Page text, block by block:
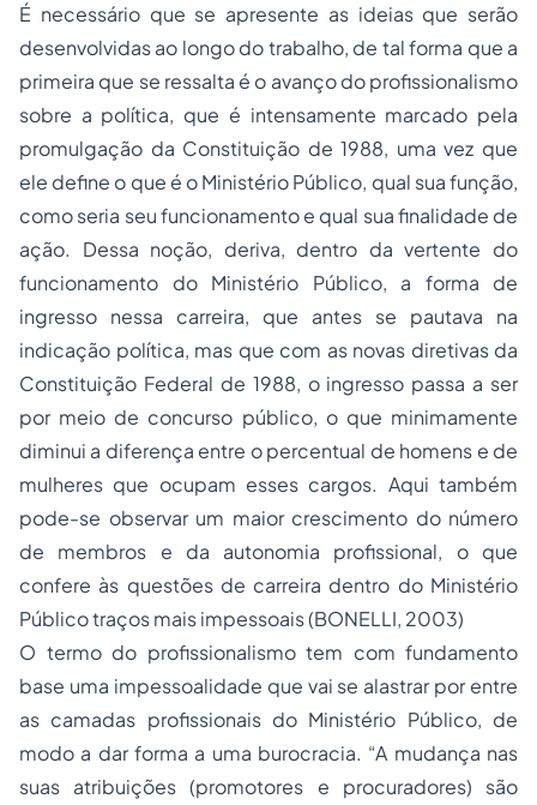
É necessário que se apresente as ideias que serão
desenvolvidas ao longo do trabalho, de tal forma que a
primeira que se ressalta é o avanço do profissionalismo
sobre a política, que é intensamente marcado pela
promulgação da Constituição de 1988, uma vez que
ele define o que é o Ministério Público, qual sua função,
como seria seu funcionamento e qual sua finalidade de
ação. Dessa noção, deriva, dentro da vertente do
funcionamento do Ministério Público, a forma de
ingresso nessa carreira, que antes se pautava na
indicação política, mas que com as novas diretivas da
Constituição Federal de 1988, o ingresso passa a ser
por meio de concurso público, o que minimamente
diminui a diferença entre o percentual de homens e de
mulheres que ocupam esses cargos. Aqui também
pode-se observar um maior crescimento do número
de membros e da autonomia profissional, o que
confere às questões de carreira dentro do Ministério
Público traços mais impessoais (BONELLI, 2003)
O termo do profissionalismo tem com fundamento
base uma impessoalidade que vai se alastrar por entre
as camadas profissionais do Ministério Público, de
modo a dar forma a uma burocracia. “A mudança nas
suas atribuições (promotores e procuradores) são